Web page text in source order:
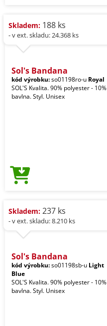
Skladem: 188 ks
- v ext. skladu: 24.368 ks
Sol's Bandana
kód výrobku:so01198ro-u Royal
SOL'S Kvalita. 90% polyester - 10%
bavlna. Styl. Unisex
Skladem: 237 ks
- v ext. skladu: 8.210 ks
Sol's Bandana
kód výrobku:so01198sb-u Light
Blue
SOL'S Kvalita. 90% polyester - 10%
bavlna. Styl. Unisex